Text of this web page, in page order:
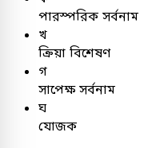
পারস্পরিক সর্বনাম
খ
ক্রিয়া বিশেষণ
গ
সাপেক্ষ সর্বনাম
ঘ
যোজক